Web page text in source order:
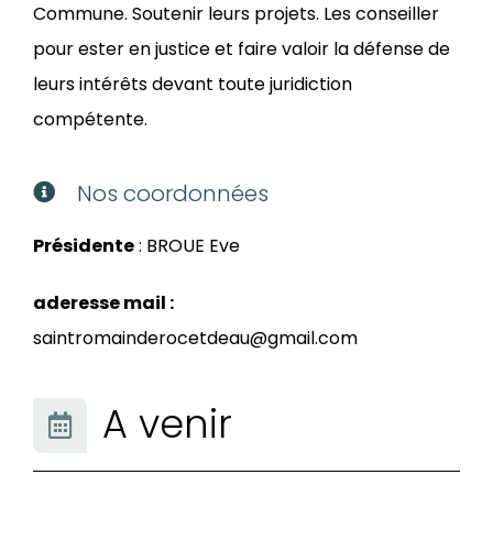
Commune. Soutenir leurs projets. Les conseiller
pour ester en justice et faire valoir la défense de
leurs intérêts devant toute juridiction
compétente.
Nos coordonnées
Présidente: BROUE Eve
aderesse mail :
saintromainderocetdeau@gmail.com
A venir